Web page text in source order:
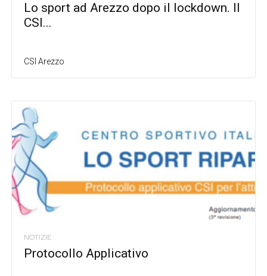
Lo sport ad Arezzo dopo il lockdown. Il
CSI...
CSI Arezzo
NOTIZIE
Protocollo Applicativo